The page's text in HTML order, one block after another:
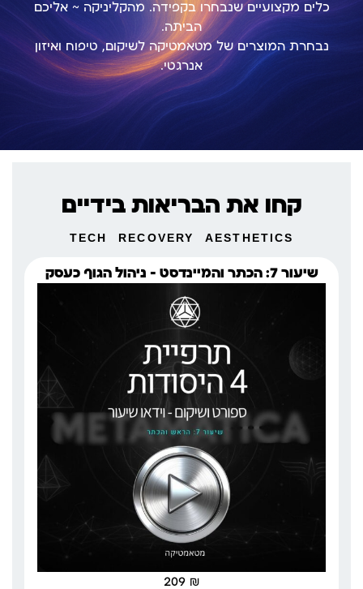
כלים מקצועיים שנבחרו בקפידה. מהקליניקה ~ אליכם
הביתה.
נבחרת המוצרים של מטאמטיקה לשיקום, טיפוח ואיזון
אנרגטי.
קחו את הבריאות בידיים
AESTHETICS
RECOVERY
TECH
שיעור 7: הכתר והמיינדסט – ניהול הגוף כעסק
209 ₪